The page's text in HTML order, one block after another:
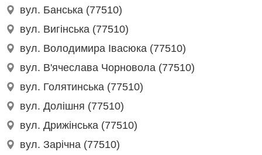
вул. Банська (77510)
вул. Вигінська (77510)
вул. Володимира Івасюка (77510)
вул. В'ячеслава Чорновола (77510)
вул. Голятинська (77510)
вул. Долішня (77510)
вул. Дрижінська (77510)
вул. Зарічна (77510)